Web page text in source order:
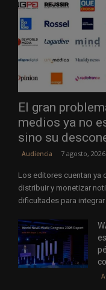
El gran
medios ya no
sino su
Audiencia 7 agosto, 2026
Los editores cuentan ya
distribuir y monetizar
dificultades para integrar